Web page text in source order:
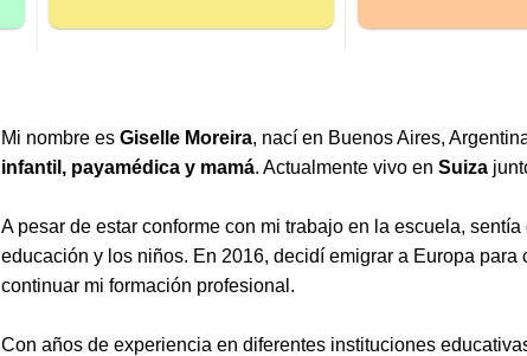
Mi nombre es Giselle Moreira, nací en Buenos Aires,
infantil, payamédica y mamá. Actualmente vivo en Suiza
A pesar de estar conforme con mi trabajo en la escuela,
educación y los niños. En 2016, decidí emigrar a Europa para
continuar mi formación profesional.
Con años de experiencia en diferentes instituciones